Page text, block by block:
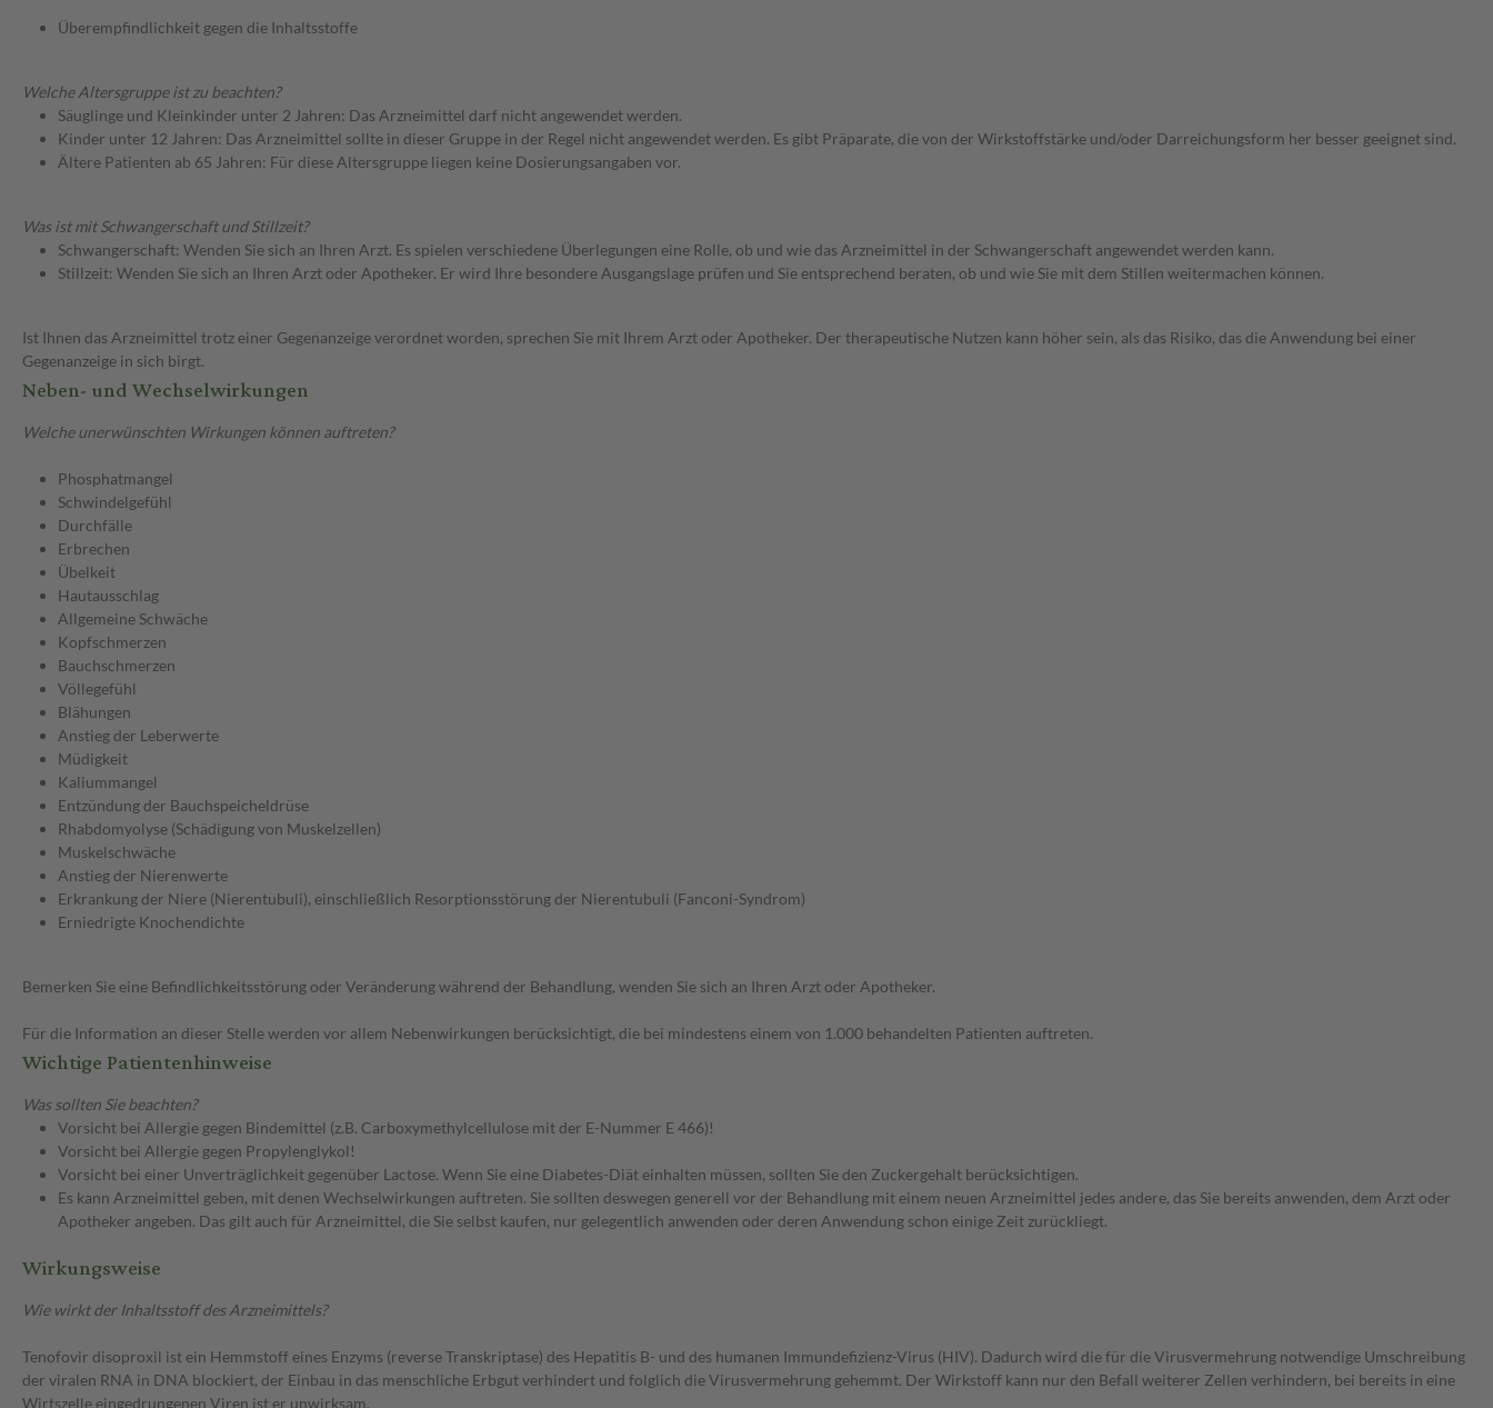
Überempfindlichkeit gegen die Inhaltsstoffe
Welche Altersgruppe ist zu beachten?
Säuglinge und Kleinkinder unter 2 Jahren: Das Arzneimittel darf nicht angewendet werden.
Kinder unter 12 Jahren: Das Arzneimittel sollte in dieser Gruppe in der Regel nicht angewendet werden. Es gibt Präparate, die von der Wirkstoffstärke und/oder Darreichungsform her besser geeignet sind.
Ältere Patienten ab 65 Jahren: Für diese Altersgruppe liegen keine Dosierungsangaben vor.
Was ist mit Schwangerschaft und Stillzeit?
Schwangerschaft: Wenden Sie sich an Ihren Arzt. Es spielen verschiedene Überlegungen eine Rolle, ob und wie das Arzneimittel in der Schwangerschaft angewendet werden kann.
Stillzeit: Wenden Sie sich an Ihren Arzt oder Apotheker. Er wird Ihre besondere Ausgangslage prüfen und Sie entsprechend beraten, ob und wie Sie mit dem Stillen weitermachen können.
Ist Ihnen das Arzneimittel trotz einer Gegenanzeige verordnet worden, sprechen Sie mit Ihrem Arzt oder Apotheker. Der therapeutische Nutzen kann höher sein, als das Risiko, das die Anwendung bei einer
Gegenanzeige in sich birgt.
Neben- und Wechselwirkungen
Welche unerwünschten Wirkungen können auftreten?
Phosphatmangel
Schwindelgefühl
Durchfälle
Erbrechen
Übelkeit
Hautausschlag
Allgemeine Schwäche
Kopfschmerzen
Bauchschmerzen
Völlegefühl
Blähungen
Anstieg der Leberwerte
Müdigkeit
Kaliummangel
Entzündung der Bauchspeicheldrüse
Rhabdomyolyse (Schädigung von Muskelzellen)
Muskelschwäche
Anstieg der Nierenwerte
Erkrankung der Niere (Nierentubuli), einschließlich Resorptionsstörung der Nierentubuli (Fanconi-Syndrom)
Erniedrigte Knochendichte
Bemerken Sie eine Befindlichkeitsstörung oder Veränderung während der Behandlung, wenden Sie sich an Ihren Arzt oder Apotheker.
Für die Information an dieser Stelle werden vor allem Nebenwirkungen berücksichtigt, die bei mindestens einem von 1.000 behandelten Patienten auftreten.
Wichtige Patientenhinweise
Was sollten Sie beachten?
Vorsicht bei Allergie gegen Bindemittel (z.B. Carboxymethylcellulose mit der E-Nummer E 466)!
Vorsicht bei Allergie gegen Propylenglykol!
Vorsicht bei einer Unverträglichkeit gegenüber Lactose. Wenn Sie eine Diabetes-Diät einhalten müssen, sollten Sie den Zuckergehalt berücksichtigen.
Es kann Arzneimittel geben, mit denen Wechselwirkungen auftreten. Sie sollten deswegen generell vor der Behandlung mit einem neuen Arzneimittel jedes andere, das Sie bereits anwenden, dem Arzt oder
Apotheker angeben. Das gilt auch für Arzneimittel, die Sie selbst kaufen, nur gelegentlich anwenden oder deren Anwendung schon einige Zeit zurückliegt.
Wirkungsweise
Wie wirkt der Inhaltsstoff des Arzneimittels?
Tenofovir disoproxil ist ein Hemmstoff eines Enzyms (reverse Transkriptase) des Hepatitis B- und des humanen Immundefizienz-Virus (HIV). Dadurch wird die für die Virusvermehrung notwendige Umschreibung
der viralen RNA in DNA blockiert, der Einbau in das menschliche Erbgut verhindert und folglich die Virusvermehrung gehemmt. Der Wirkstoff kann nur den Befall weiterer Zellen verhindern, bei bereits in eine
Wirtszelle eingedrungenen Viren ist er unwirksam.